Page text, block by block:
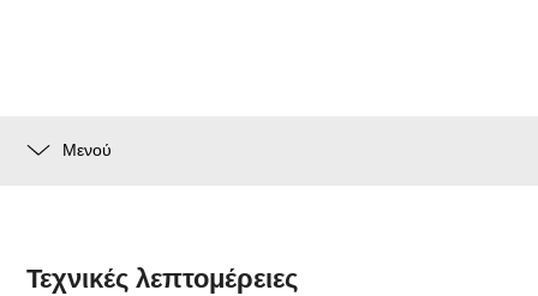
Μενού
Τεχνικές λεπτομέρειες